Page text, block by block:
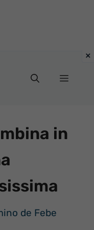
Menu
in
de Febe